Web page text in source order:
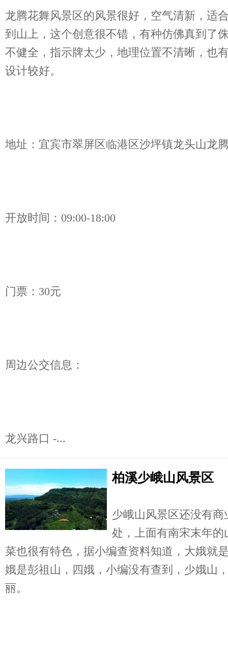
龙腾花舞风景区的风景很好，空气清新，适
到山上，这个创意很不错，有种仿佛真到了
不健全，指示牌太少，地理位置不清晰，也
设计较好。
地址：宜宾市翠屏区临港区沙坪镇龙头山龙
开放时间：09:00-18:00
门票：30元
周边公交信息：
龙兴路口 -...
柏溪少峨山风景区
少峨山风景区还没有
处，上面有南宋末年
菜也很有特色，据小编查资料知道，大娥就
娥是彭祖山，四娥，小编没有查到，少娥山
丽。